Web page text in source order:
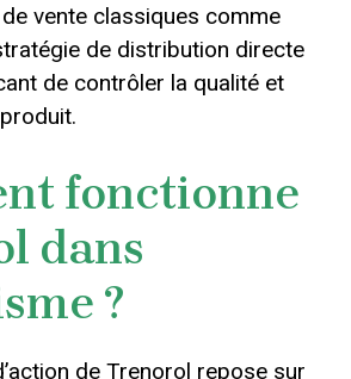
vente classiques comme
de distribution directe
de contrôler la qualité et
fonctionne
dans
?
de Trenorol repose sur